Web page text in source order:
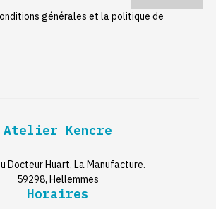
générales et la politique de
Atelier Kencre
Docteur Huart, La Manufacture.
59298, Hellemmes
Horaires